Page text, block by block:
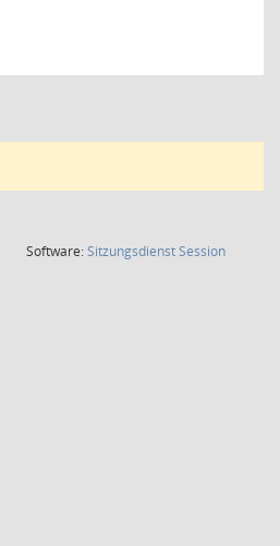
Software:SitzungsdienstSession(Wird in